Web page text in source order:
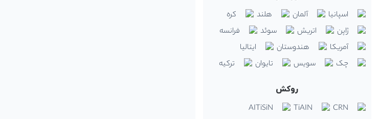
اسپانیا آلمان هلند
کره
ژاپن
اتریش سوئد
فرانسه
آمریکا
هندوستان
ایتالیا
چک
سویس تایوان ترکیه
روکش
CRN
TiAIN
AITiSiN